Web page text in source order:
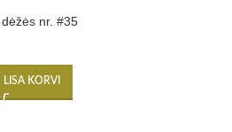
nr. #35
LISA KORVI